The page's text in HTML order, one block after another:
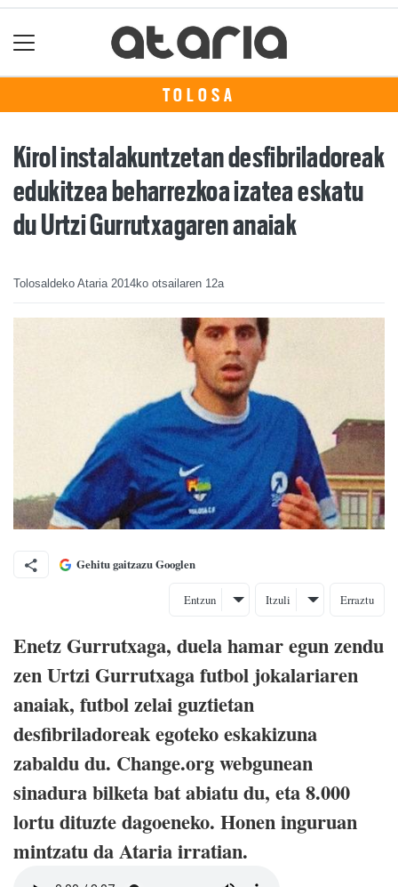
TOLOSA
Kirol instalakuntzetan desfibriladoreak
edukitzea beharrezkoa izatea eskatu
du Urtzi Gurrutxagaren anaiak
Tolosaldeko Ataria 2014ko otsailaren 12a
Gehitu gaitzazu Googlen
Entzun Itzuli Erraztu
Enetz Gurrutxaga, duela hamar egun zendu
zen Urtzi Gurrutxaga futbol jokalariaren
anaiak, futbol zelai guztietan
desfibriladoreak egoteko eskakizuna
zabaldu du. Change.org webgunean
sinadura bilketa bat abiatu du, eta 8.000
lortu dituzte dagoeneko. Honen inguruan
mintzatu da Ataria irratian.